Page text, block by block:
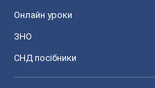
Онлайн уроки
ЗНО
СНД посібники